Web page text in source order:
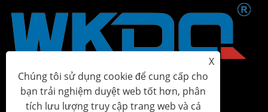
X
Chúng tôi sử dụng cookie để cung cấp cho
bạn trải nghiệm duyệt web tốt hơn, phân
tích lưu lượng truy cập trang web và cá